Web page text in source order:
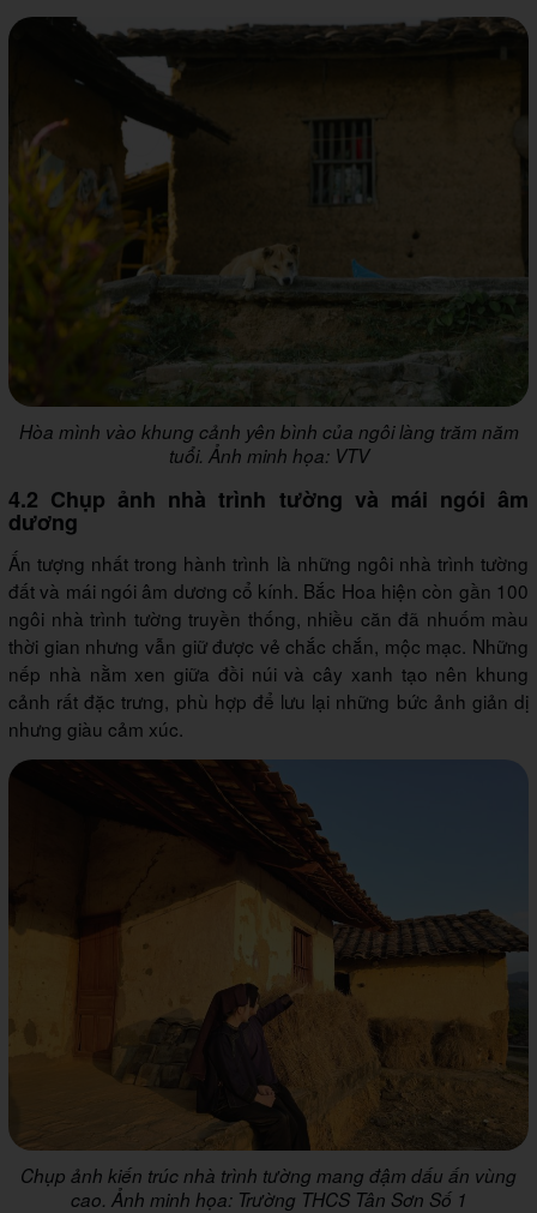
Hòa mình vào khung cảnh yên bình của ngôi làng trăm năm
tuổi. Ảnh minh họa: VTV
4.2 Chụp ảnh nhà trình tường và mái ngói âm
dương
Ấn tượng nhất trong hành trình là những ngôi nhà trình tường
đất và mái ngói âm dương cổ kính. Bắc Hoa hiện còn gần 100
ngôi nhà trình tường truyền thống, nhiều căn đã nhuốm màu
thời gian nhưng vẫn giữ được vẻ chắc chắn, mộc mạc. Những
nếp nhà nằm xen giữa đồi núi và cây xanh tạo nên khung
cảnh rất đặc trưng, phù hợp để lưu lại những bức ảnh giản dị
nhưng giàu cảm xúc.
Chụp ảnh kiến trúc nhà trình tường mang đậm dấu ấn vùng
cao. Ảnh minh họa: Trường THCS Tân Sơn Số 1